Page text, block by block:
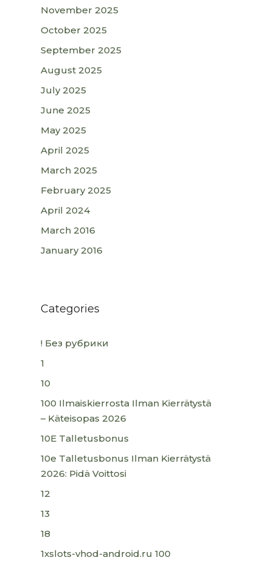
November 2025
October 2025
September 2025
August 2025
July 2025
June 2025
May 2025
April 2025
March 2025
February 2025
April 2024
March 2016
January 2016
Categories
! Без рубрики
1
10
100 Ilmaiskierrosta Ilman Kierrätystä
– Käteisopas 2026
10E Talletusbonus
10e Talletusbonus Ilman Kierrätystä
2026: Pidä Voittosi
12
13
18
1xslots-vhod-android.ru 100